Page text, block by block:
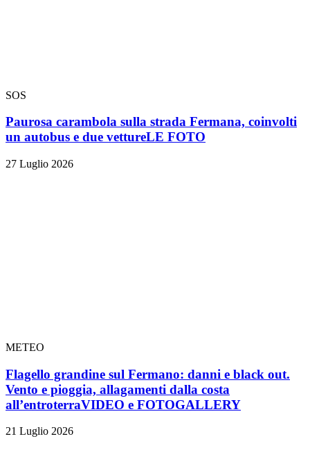
SOS
Paurosa carambola sulla strada Fermana, coinvolti
un autobus e due vettureLE FOTO
27 Luglio 2026
METEO
Flagello grandine sul Fermano: danni e black out.
Vento e pioggia, allagamenti dalla costa
all’entroterraVIDEO e FOTOGALLERY
21 Luglio 2026